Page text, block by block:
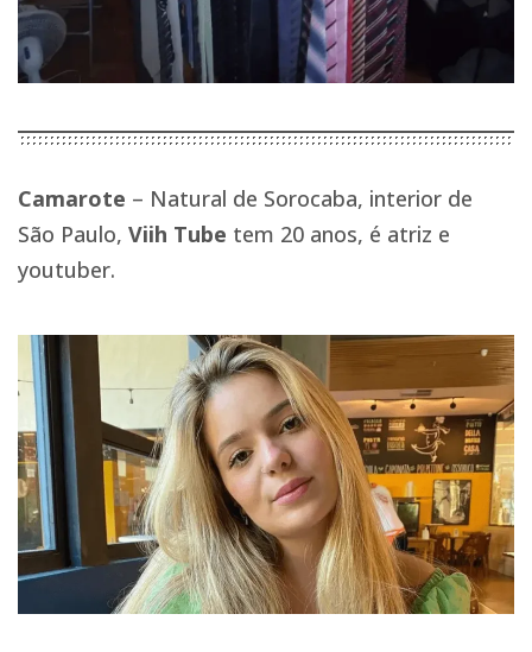
Camarote – Natural de Sorocaba, interior de
São Paulo, Viih Tube tem 20 anos, é atriz e
youtuber.